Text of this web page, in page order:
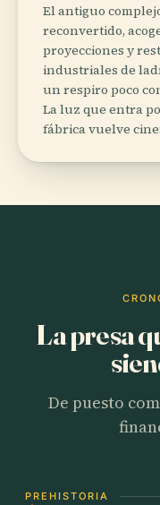
El antiguo
reconvertido,
proyecciones y
industriales de
un respiro poco
La luz que entra
fábrica vuelve
La presa
De puesto
PREHISTORIA